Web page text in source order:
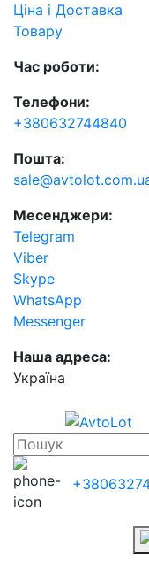
Ціна і Доставка
Товару
Час роботи:
Телефони:
+380632744840
Пошта:
Месенджери:
Telegram
Viber
Skype
WhatsApp
Messenger
Наша адреса:
Українa